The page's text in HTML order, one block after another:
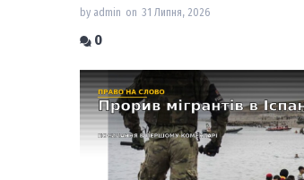
by admin on 31 Липня, 2026
0